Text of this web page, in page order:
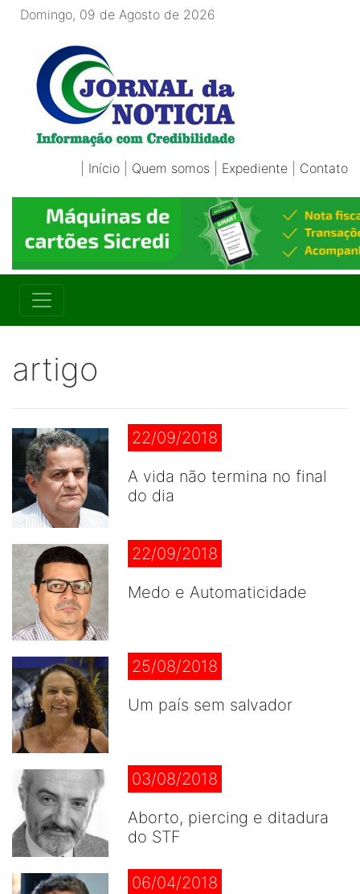
Domingo, 09 de Agosto de 2026
Início Quem somos Expediente Contato
artigo
22/09/2018
A vida não termina no final
do dia
22/09/2018
Medo e Automaticidade
25/08/2018
Um país sem salvador
03/08/2018
Aborto, piercing e ditadura
do STF
06/04/2018